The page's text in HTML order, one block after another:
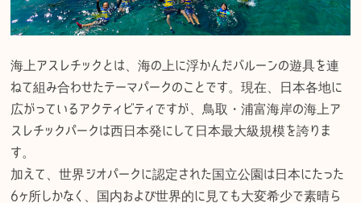
海上アスレチックとは、海の上に浮かんだバルーンの遊具を連
ねて組み合わせたテーマパークのことです。現在、日本各地に
広がっているアクティビティですが、鳥取・浦富海岸の海上ア
スレチックパークは西日本発にして日本最大級規模を誇りま
す。
加えて、世界ジオパークに認定された国立公園は日本にたった
6ヶ所しかなく、国内および世界的に見ても大変希少で素晴ら